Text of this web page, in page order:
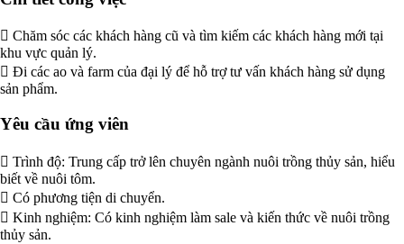
 Chăm sóc các khách hàng cũ và tìm kiếm các khách hàng mới tại
khu vực quản lý.
 Đi các ao và farm của đại lý để hỗ trợ tư vấn khách hàng sử dụng
sản phẩm.
Yêu cầu ứng viên
 Trình độ: Trung cấp trở lên chuyên ngành nuôi trồng thủy sản, hiểu
biết về nuôi tôm.
 Có phương tiện di chuyển.
 Kinh nghiệm: Có kinh nghiệm làm sale và kiến thức về nuôi trồng
thủy sản.